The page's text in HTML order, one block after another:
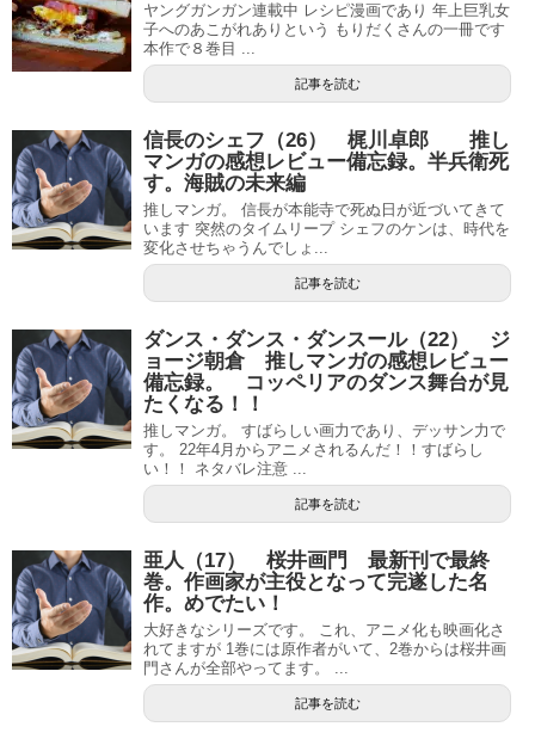
ヤングガンガン連載中 レシピ漫画であり 年上巨乳女
子へのあこがれありという もりだくさんの一冊です
本作で８巻目 ...
記事を読む
信長のシェフ（26） 梶川卓郎 推し
マンガの感想レビュー備忘録。半兵衛死
す。海賊の未来編
推しマンガ。 信長が本能寺で死ぬ日が近づいてきて
います 突然のタイムリープ シェフのケンは、時代を
変化させちゃうんでしょ...
記事を読む
ダンス・ダンス・ダンスール（22） ジ
ョージ朝倉 推しマンガの感想レビュー
備忘録。 コッペリアのダンス舞台が見
たくなる！！
推しマンガ。 すばらしい画力であり、デッサン力で
す。 22年4月からアニメされるんだ！！すばらし
い！！ ネタバレ注意 ...
記事を読む
亜人（17） 桜井画門 最新刊で最終
巻。作画家が主役となって完遂した名
作。めでたい！
大好きなシリーズです。 これ、アニメ化も映画化さ
れてますが 1巻には原作者がいて、2巻からは桜井画
門さんが全部やってます。 ...
記事を読む